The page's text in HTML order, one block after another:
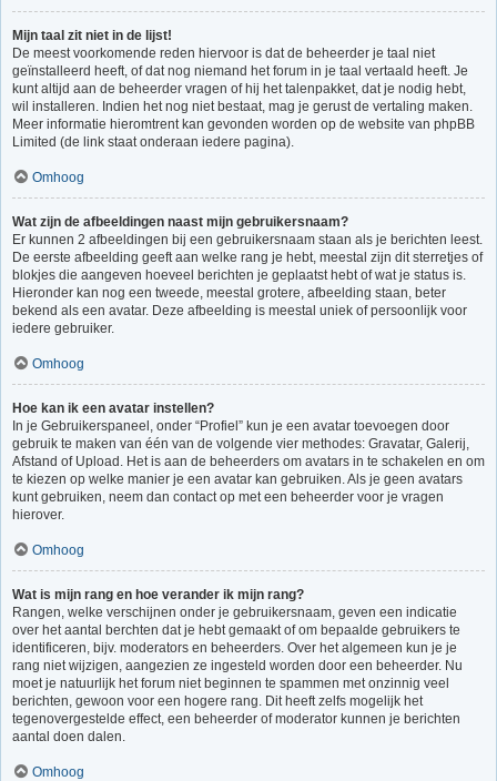
Mijn taal zit niet in de lijst!
De meest voorkomende reden hiervoor is dat de beheerder je taal niet
geïnstalleerd heeft, of dat nog niemand het forum in je taal vertaald heeft. Je
kunt altijd aan de beheerder vragen of hij het talenpakket, dat je nodig hebt,
wil installeren. Indien het nog niet bestaat, mag je gerust de vertaling maken.
Meer informatie hieromtrent kan gevonden worden op de website van phpBB
Limited (de link staat onderaan iedere pagina).
Omhoog
Wat zijn de afbeeldingen naast mijn gebruikersnaam?
Er kunnen 2 afbeeldingen bij een gebruikersnaam staan als je berichten leest.
De eerste afbeelding geeft aan welke rang je hebt, meestal zijn dit sterretjes of
blokjes die aangeven hoeveel berichten je geplaatst hebt of wat je status is.
Hieronder kan nog een tweede, meestal grotere, afbeelding staan, beter
bekend als een avatar. Deze afbeelding is meestal uniek of persoonlijk voor
iedere gebruiker.
Omhoog
Hoe kan ik een avatar instellen?
In je Gebruikerspaneel, onder “Profiel” kun je een avatar toevoegen door
gebruik te maken van één van de volgende vier methodes: Gravatar, Galerij,
Afstand of Upload. Het is aan de beheerders om avatars in te schakelen en om
te kiezen op welke manier je een avatar kan gebruiken. Als je geen avatars
kunt gebruiken, neem dan contact op met een beheerder voor je vragen
hierover.
Omhoog
Wat is mijn rang en hoe verander ik mijn rang?
Rangen, welke verschijnen onder je gebruikersnaam, geven een indicatie
over het aantal berchten dat je hebt gemaakt of om bepaalde gebruikers te
identificeren, bijv. moderators en beheerders. Over het algemeen kun je je
rang niet wijzigen, aangezien ze ingesteld worden door een beheerder. Nu
moet je natuurlijk het forum niet beginnen te spammen met onzinnig veel
berichten, gewoon voor een hogere rang. Dit heeft zelfs mogelijk het
tegenovergestelde effect, een beheerder of moderator kunnen je berichten
aantal doen dalen.
Omhoog